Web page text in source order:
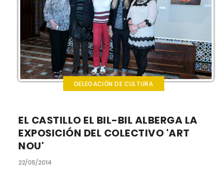
DELEGACIÓN DE CULTURA
EL CASTILLO EL BIL-BIL ALBERGA LA
EXPOSICIÓN DEL COLECTIVO 'ART
NOU'
22/05/2014